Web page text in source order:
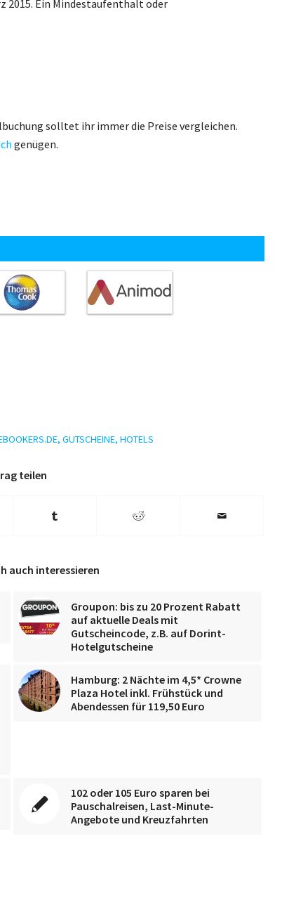
2015. Ein Mindestaufenthalt oder
solltet ihr immer die Preise vergleichen.
genügen.
, GUTSCHEINE, HOTELS
teilen
auch interessieren
Groupon: bis zu 20 Prozent Rabatt
auf aktuelle Deals mit
Gutscheincode, z.B. auf Dorint-
Hotelgutscheine
Hamburg: 2 Nächte im 4,5* Crowne
Plaza Hotel inkl. Frühstück und
Abendessen für 119,50 Euro
102 oder 105 Euro sparen bei
Pauschalreisen, Last-Minute-
Angebote und Kreuzfahrten